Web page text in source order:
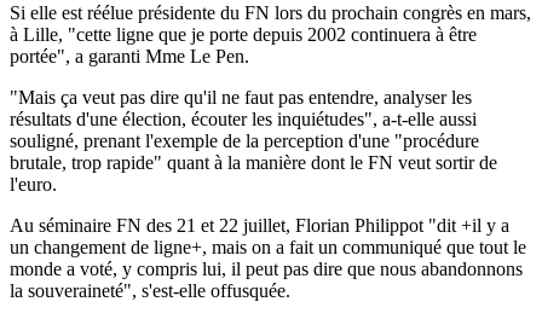
Si elle est réélue présidente du FN lors du prochain congrès en mars,
à Lille, "cette ligne que je porte depuis 2002 continuera à être
portée", a garanti Mme Le Pen.
"Mais ça veut pas dire qu'il ne faut pas entendre, analyser les
résultats d'une élection, écouter les inquiétudes", a-t-elle aussi
souligné, prenant l'exemple de la perception d'une "procédure
brutale, trop rapide" quant à la manière dont le FN veut sortir de
l'euro.
Au séminaire FN des 21 et 22 juillet, Florian Philippot "dit +il y a
un changement de ligne+, mais on a fait un communiqué que tout le
monde a voté, y compris lui, il peut pas dire que nous abandonnons
la souveraineté", s'est-elle offusquée.